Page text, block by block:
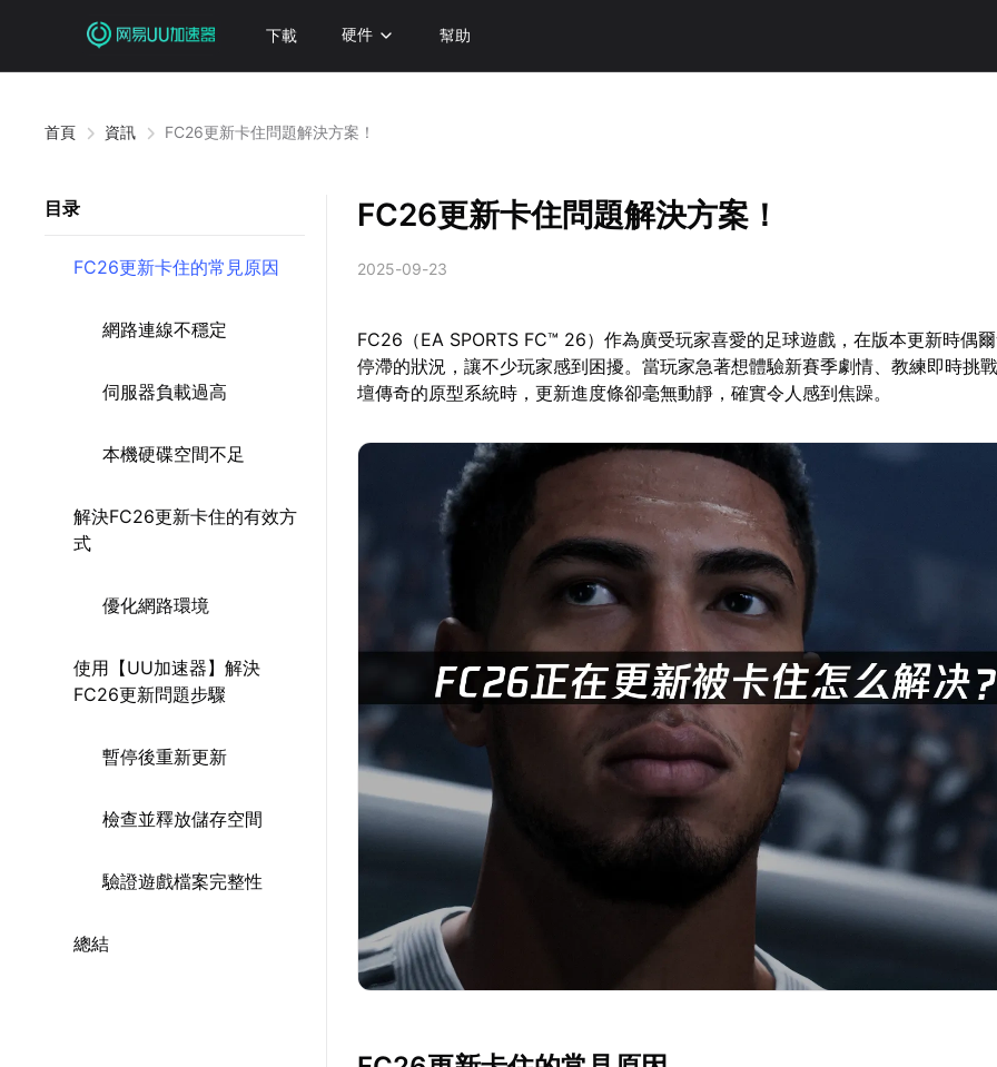
下載 硬件 幫助
首頁 資訊 FC26更新卡住問題解決方案！
目录
FC26更新卡住的常見原因
網路連線不穩定
伺服器負載過高
本機硬碟空間不足
解決FC26更新卡住的有效方
式
優化網路環境
使用【UU加速器】解決
FC26更新問題步驟
暫停後重新更新
檢查並釋放儲存空間
驗證遊戲檔案完整性
總結
FC26更新卡住問題解決方案！
2025-09-23
FC26（EA SPORTS FC™ 26）作為廣受玩家喜愛的足球遊戲，在版本更新時偶
停滯的狀況，讓不少玩家感到困擾。當玩家急著想體驗新賽季劇情、教練即時挑
壇傳奇的原型系統時，更新進度條卻毫無動靜，確實令人感到焦躁。